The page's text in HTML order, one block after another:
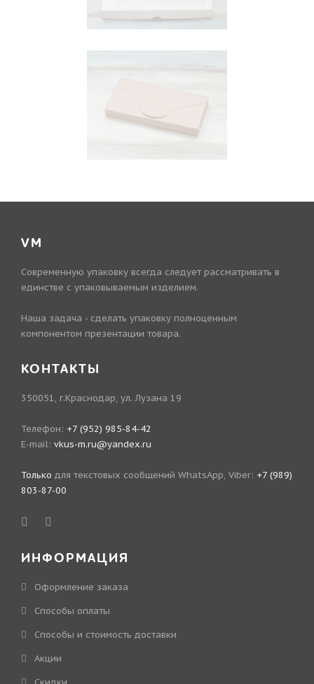
VM
Современную упаковку всегда следует рассматривать в
единстве с упаковываемым изделием.
Наша задача - сделать упаковку полноценным
компонентом презентации товара.
КОНТАКТЫ
350051, г.Краснодар, ул. Лузана 19
Телефон: +7 (952) 985-84-42
E-mail: vkus-m.ru@yandex.ru
Только для текстовых сообщений WhatsApp, Viber: +7 (989)
803-87-00
ИНФОРМАЦИЯ
Оформление заказа
Способы оплаты
Способы и стоимость доставки
Акции